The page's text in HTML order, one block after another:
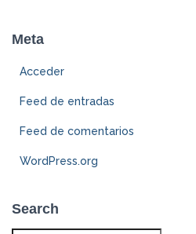
Meta
Acceder
Feed de entradas
Feed de comentarios
WordPress.org
Search